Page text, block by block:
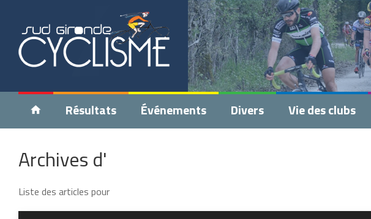
Résultats Événements Divers Vie des clubs
Archives d'
Liste des articles pour